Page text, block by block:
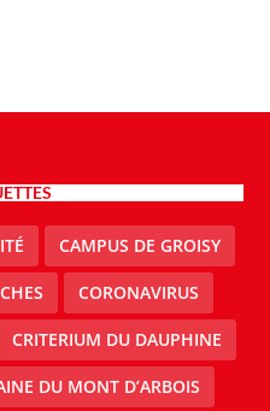
CAMPUS DE GROISY
CORONAVIRUS
CRITERIUM DU DAUPHINE
DU MONT D’ARBOIS